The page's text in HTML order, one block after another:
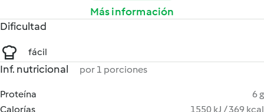
Más información
Dificultad
fácil
Inf. nutricional por 1 porciones
Proteína
6 g
Calorías
1550 kJ / 369 kcal